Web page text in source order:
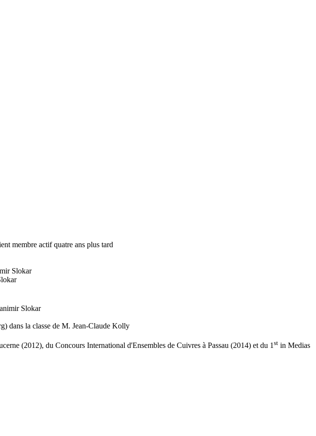
membre actif quatre ans plus tard
Slokar
Slokar
dans la classe de M. Jean-Claude Kolly
(2012), du Concours International d'Ensembles de Cuivres à Passau (2014) et du 1 st in Medias